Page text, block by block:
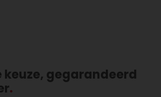
keuze, gegarandeerd